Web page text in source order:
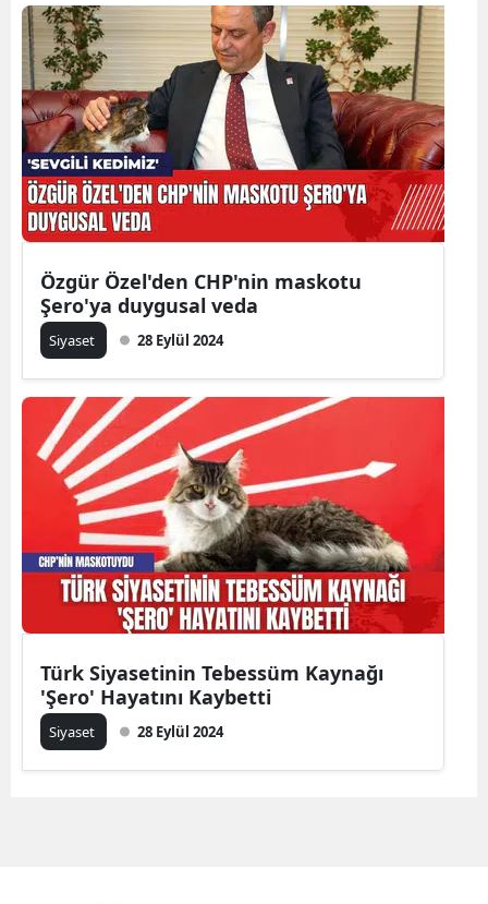
Özgür Özel'den CHP'nin maskotu
Şero'ya duygusal veda
Siyaset 28 Eylül 2024
Türk Siyasetinin Tebessüm Kaynağı
'Şero' Hayatını Kaybetti
Siyaset 28 Eylül 2024